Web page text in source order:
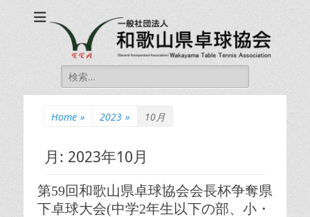
一般社団法人和歌山
県卓球協会
Wakayama Table
Tennis Association
一般社団法人和歌山県卓球協会 公式ホームページ
Search
for:
Home » 2023 » 10月
月: 2023年10月
第59回和歌山県卓球協会会長杯争奪県
下卓球大会(中学2年生以下の部、小・